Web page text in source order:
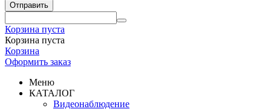
Отправить
Корзина пуста
Корзина пуста
Корзина
Оформить заказ
Меню
КАТАЛОГ
Видеонаблюдение